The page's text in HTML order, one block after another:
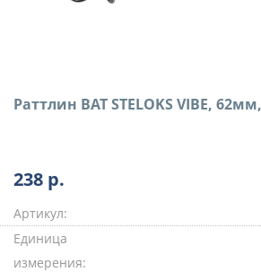
Раттлин BAT STELOKS VIBE,
238 р.
Артикул:
Единица
измерения: